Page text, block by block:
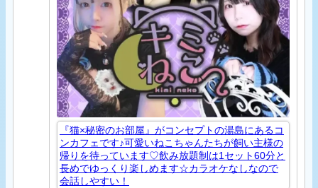
『猫×秘密のお部屋』がコンセプトの湯島にあるコ
ンカフェです♪可愛いねこちゃんたちが飼い主様の
帰りを待っています♡飲み放題制は1セット60分と
長めでゆっくり楽しめます☆カラオケなしなので
会話しやすい！